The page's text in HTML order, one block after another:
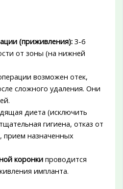
(приживления):3-6
от зоны (на нижней
возможен отек,
сложного удаления. Они
диета (исключить
гигиена, отказ от
прием назначенных
коронкипроводится
импланта.